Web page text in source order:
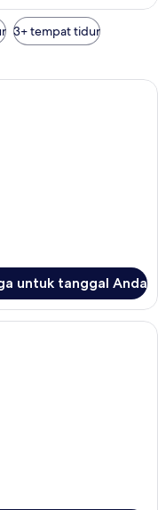
3+ tempat tidur
atau Twin Klasik |
untuk tanggal Anda
atau Twin Superior |